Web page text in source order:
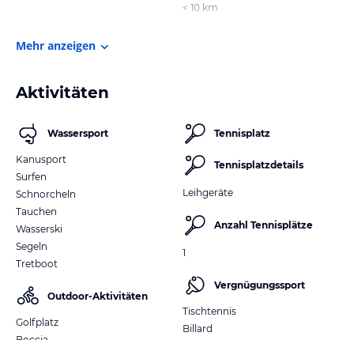
< 10 km
Mehr anzeigen
Aktivitäten
Wassersport
Kanusport
Surfen
Schnorcheln
Tauchen
Wasserski
Segeln
Tretboot
Outdoor-Aktivitäten
Golfplatz
Tennisplatz
Tennisplatzdetails
Leihgeräte
Anzahl Tennisplätze
1
Vergnügungssport
Tischtennis
Billard